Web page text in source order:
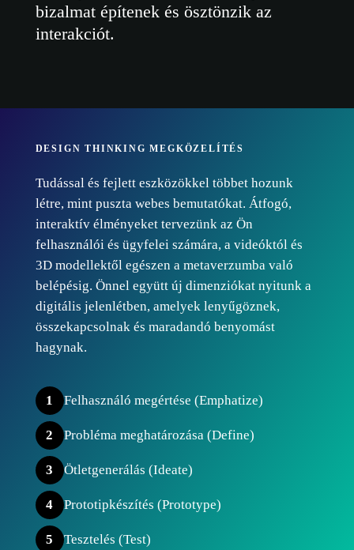
bizalmat építenek és ösztönzik az
interakciót.
DESIGN THINKING MEGKÖZELÍTÉS
Tudással és fejlett eszközökkel többet hozunk
létre, mint puszta webes bemutatókat. Átfogó,
interaktív élményeket tervezünk az Ön
felhasználói és ügyfelei számára, a videóktól és
3D modellektől egészen a metaverzumba való
belépésig. Önnel együtt új dimenziókat nyitunk a
digitális jelenlétben, amelyek lenyűgöznek,
összekapcsolnak és maradandó benyomást
hagynak.
1 Felhasználó megértése (Emphatize)
2 Probléma meghatározása (Define)
3 Ötletgenerálás (Ideate)
4 Prototipkészítés (Prototype)
5 Tesztelés (Test)